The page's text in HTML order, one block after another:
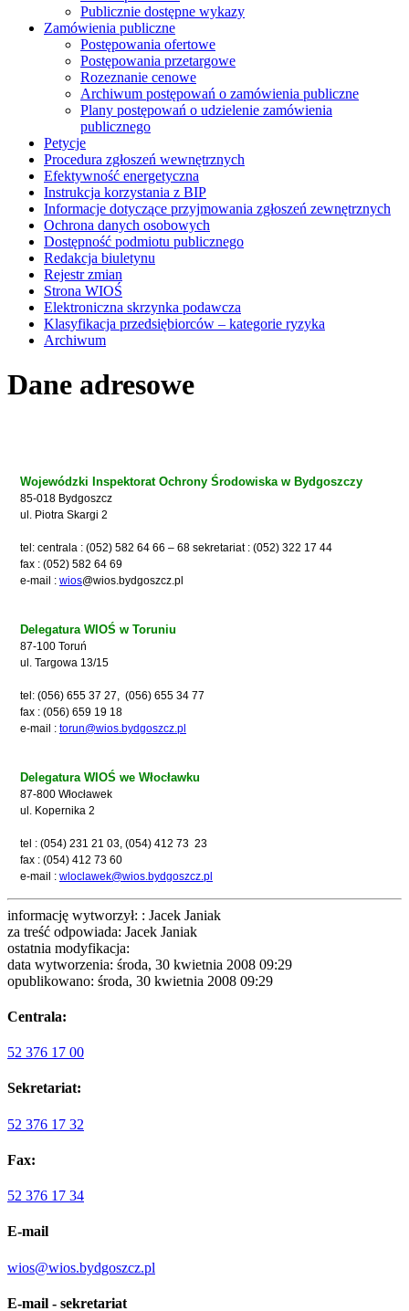
Publicznie dostępne wykazy
Zamówienia publiczne
Postępowania ofertowe
Postępowania przetargowe
Rozeznanie cenowe
Archiwum postępowań o zamówienia publiczne
Plany postępowań o udzielenie zamówienia
publicznego
Petycje
Procedura zgłoszeń wewnętrznych
Efektywność energetyczna
Instrukcja korzystania z BIP
Informacje dotyczące przyjmowania zgłoszeń zewnętrznych
Ochrona danych osobowych
Dostępność podmiotu publicznego
Redakcja biuletynu
Rejestr zmian
Strona WIOŚ
Elektroniczna skrzynka podawcza
Klasyfikacja przedsiębiorców – kategorie ryzyka
Archiwum
Dane adresowe
Wojewódzki Inspektorat Ochrony Środowiska w Bydgoszczy
85-018 Bydgoszcz
ul. Piotra Skargi 2
tel: centrala : (052) 582 64 66 – 68 sekretariat : (052) 322 17 44
fax : (052) 582 64 69
e-mail : wios@wios.bydgoszcz.pl
Delegatura WIOŚ w Toruniu
87-100 Toruń
ul. Targowa 13/15
tel: (056) 655 37 27, (056) 655 34 77
fax : (056) 659 19 18
e-mail : torun@wios.bydgoszcz.pl
Delegatura WIOŚ we Włocławku
87-800 Włocławek
ul. Kopernika 2
tel : (054) 231 21 03, (054) 412 73 23
fax : (054) 412 73 60
e-mail : wloclawek@wios.bydgoszcz.pl
informację wytworzył: : Jacek Janiak
za treść odpowiada: Jacek Janiak
ostatnia modyfikacja:
data wytworzenia: środa, 30 kwietnia 2008 09:29
opublikowano: środa, 30 kwietnia 2008 09:29
Centrala:
52 376 17 00
Sekretariat:
52 376 17 32
Fax:
52 376 17 34
E-mail
wios@wios.bydgoszcz.pl
E-mail - sekretariat